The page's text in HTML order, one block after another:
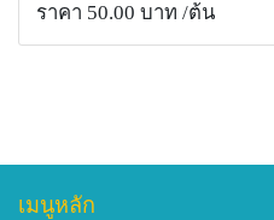
ราคา 50.00 บาท /ต้น
เมนูหลัก